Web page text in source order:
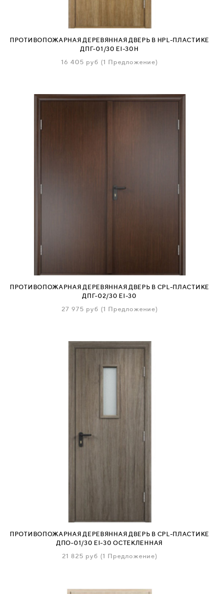
ПРОТИВОПОЖАРНАЯ ДЕРЕВЯННАЯ ДВЕРЬ В HPL-ПЛАСТИКЕ
ДПГ-01/30 EI-30H
16 405 руб (1 Предложение)
ПРОТИВОПОЖАРНАЯ ДЕРЕВЯННАЯ ДВЕРЬ В CPL-ПЛАСТИКЕ
ДПГ-02/30 EI-30
27 975 руб (1 Предложение)
ПРОТИВОПОЖАРНАЯ ДЕРЕВЯННАЯ ДВЕРЬ В CPL-ПЛАСТИКЕ
ДПО-01/30 EI-30 ОСТЕКЛЕННАЯ
21 825 руб (1 Предложение)